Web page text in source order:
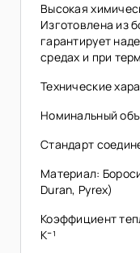
Высокая
Изготовлена из
гарантирует
средах и при
Технические
Номинальный
Стандарт
Материал:
Duran, Pyrex)
Коэффициент
K⁻¹